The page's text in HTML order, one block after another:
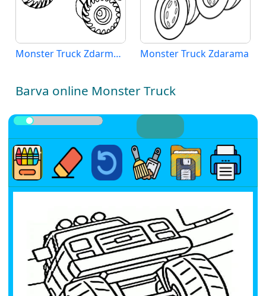
Monster Truck Zdarma Vymalovatelné Obrázek Monster Truck Zdarama
Barva online Monster Truck